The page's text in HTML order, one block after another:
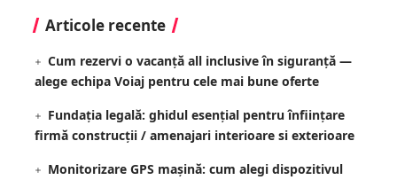
Articole recente
Cum rezervi o vacanță all inclusive în siguranță —
alege echipa Voiaj pentru cele mai bune oferte
Fundația legală: ghidul esențial pentru înființare
firmă construcții / amenajari interioare si exterioare
Monitorizare GPS mașină: cum alegi dispozitivul